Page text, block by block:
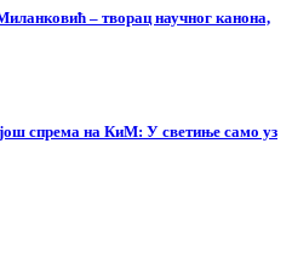
– творац научног канона,
спрема на КиМ: У светиње само уз